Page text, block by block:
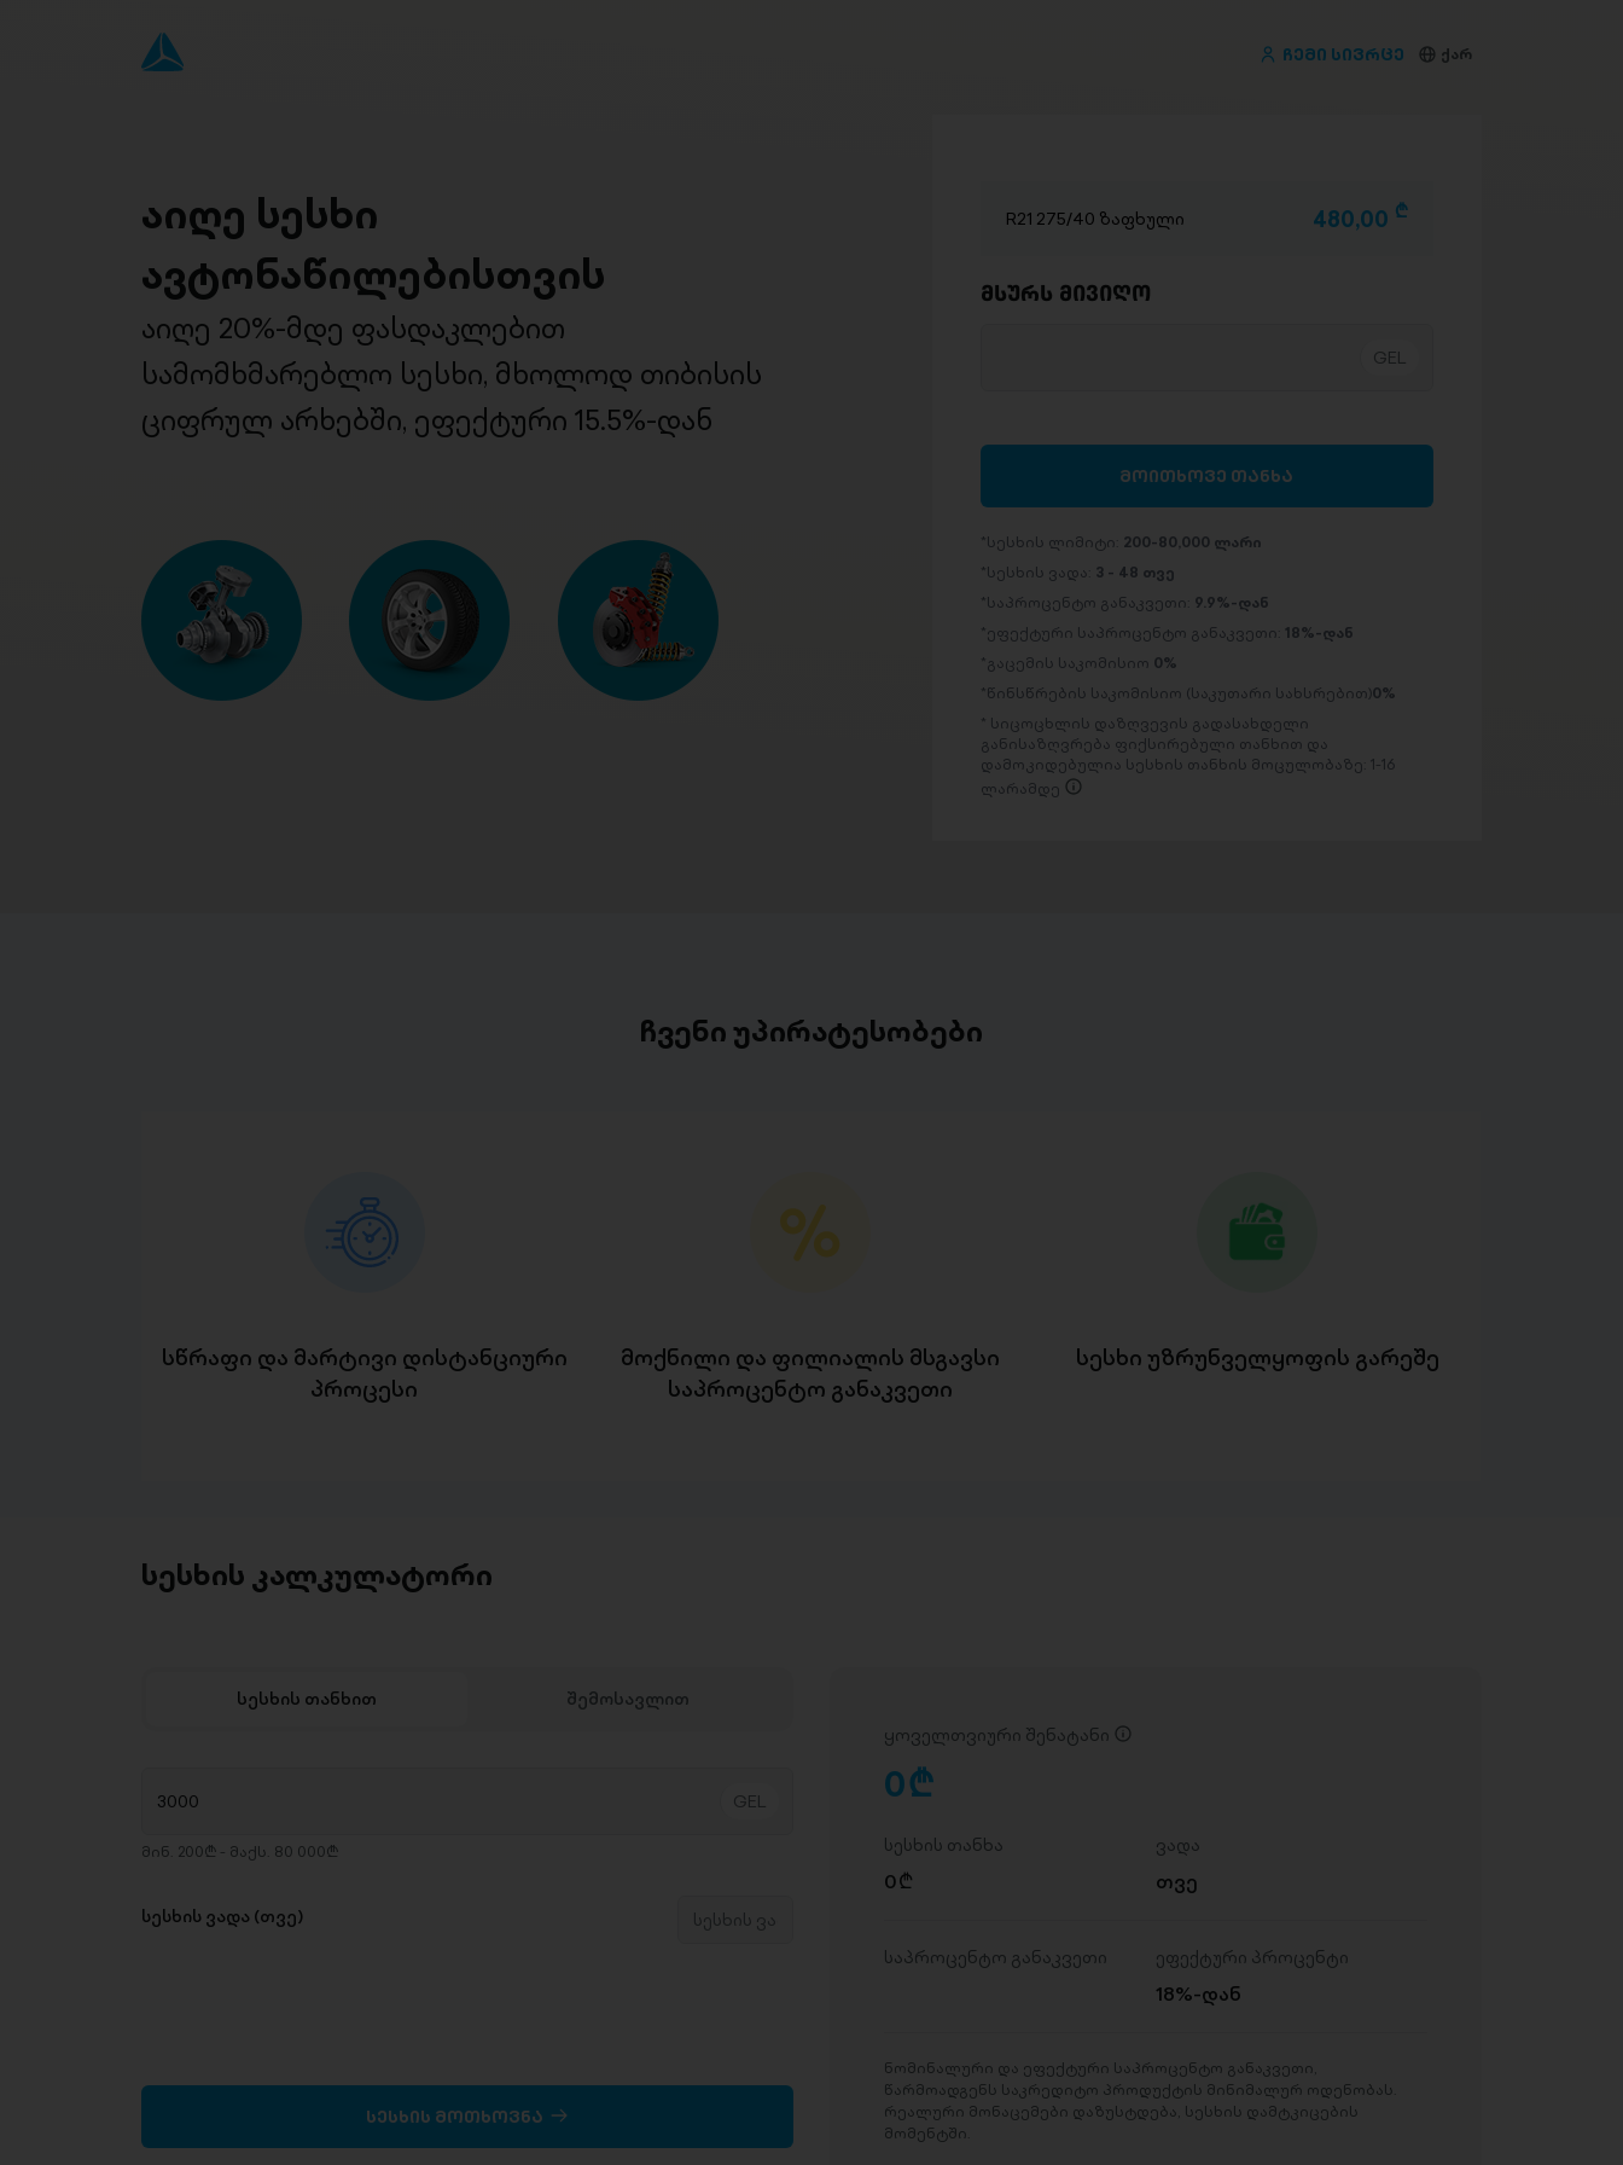
ჩემი სივრცე ქარ
აიღე სესხი
ავტონაწილებისთვის
აიღე 20%-მდე ფასდაკლებით
სამომხმარებლო სესხი, მხოლოდ თიბისის
ციფრულ არხებში, ეფექტური 15.5%-დან
R21 275/40 ზაფხული 480,00 D
მსურს მივიღო
მოითხოვე თანხა
სესხის ლიმიტი: 200-80,000 ლარი
სესხის ვადა: 3 - 48 თვე
საპროცენტო განაკვეთი: 9.9%-დან
ეფექტური საპროცენტო განაკვეთი: 18%-დან
გაცემის საკომისიო 0%
წინსწრების საკომისიო (საკუთარი სახსრებით)0%
სიცოცხლის დაზღვევის გადასახდელი
განისაზღვრება ფიქსირებული თანხით და
დამოკიდებულია სესხის თანხის მოცულობაზე: 1-16
ლარამდე
ჩვენი უპირატესობები
სწრაფი და მარტივი დისტანციური
პროცესი
მოქნილი და ფილიალის მსგავსი
საპროცენტო განაკვეთი
სესხი უზრუნველყოფის გარეშე
სესხის კალკულატორი
სესხის თანხით შემოსავლით
მინ. 200₾ - მაქს. 80 000₾
სესხის ვადა (თვე)
ყოველთვიური შენატანი
0D
სესხის თანხა
0D
ვადა
თვე
საპროცენტო განაკვეთი ეფექტური პროცენტი
18%-დან
ნომინალური და ეფექტური საპროცენტო განაკვეთი,
წარმოადგენს საკრედიტო პროდუქტის მინიმალურ ოდენობას.
რეალური მონაცემები დაზუსტდება, სესხის დამტკიცების
მომენტში.
სესხის მოთხოვნა